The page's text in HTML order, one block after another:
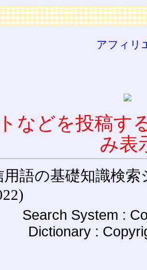
アフィリ
などを投稿す
み表
用語の基礎知識検索
Search System :
Dictionary :